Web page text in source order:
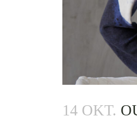
14 OKT.